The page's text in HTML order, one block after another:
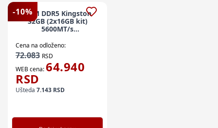
-10%
RAM DDR5 Kingston
32GB (2x16GB kit)
5600MT/s
Fury Beast RGB EXPO
Cena na odloženo:
72.083 RSD
WEB cena:64.940
RSD
Ušteda 7.143 RSD